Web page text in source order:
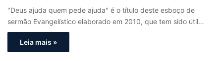
"Deus ajuda quem pede ajuda" é o título deste esboço de
sermão Evangelístico elaborado em 2010, que tem sido útil…
Leia mais »